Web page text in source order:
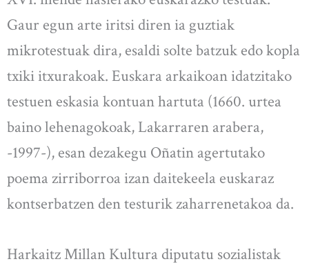
Gaur egun arte iritsi diren ia guztiak
mikrotestuak dira, esaldi solte batzuk edo kopla
txiki itxurakoak. Euskara arkaikoan idatzitako
testuen eskasia kontuan hartuta (1660. urtea
baino lehenagokoak, Lakarraren arabera,
-1997-), esan dezakegu Oñatin agertutako
poema zirriborroa izan daitekeela euskaraz
kontserbatzen den testurik zaharrenetakoa da.
Harkaitz Millan Kultura diputatu sozialistak